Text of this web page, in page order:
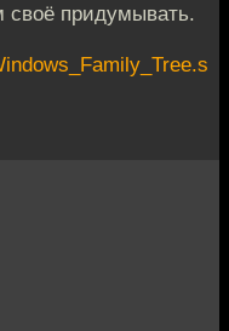
своё придумывать.